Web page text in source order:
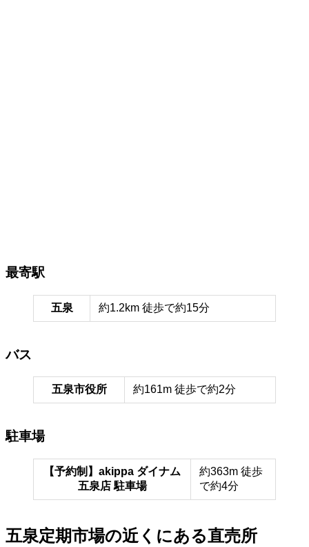
最寄駅
五泉 約1.2km 徒歩で約15分
バス
五泉市役所 約161m 徒歩で約2分
駐車場
【予約制】akippa ダイナム
五泉店 駐車場
約363m 徒歩
で約4分
五泉定期市場の近くにある直売所